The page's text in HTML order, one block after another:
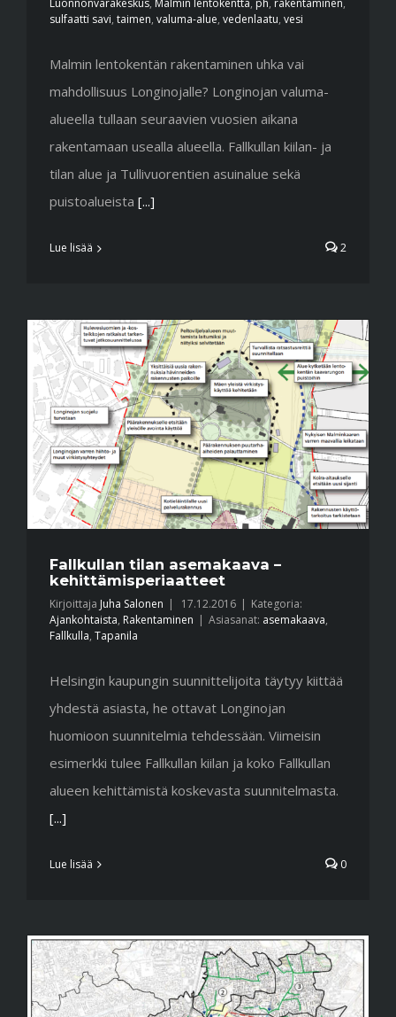
Luonnonvarakeskus, Malmin lentokenttä, ph, rakentaminen,
sulfaatti savi, taimen, valuma-alue, vedenlaatu, vesi
Malmin lentokentän rakentaminen uhka vai
mahdollisuus Longinojalle? Longinojan valuma-
alueella tullaan seuraavien vuosien aikana
rakentamaan usealla alueella. Fallkullan kiilan- ja
tilan alue ja Tullivuorentien asuinalue sekä
puistoalueista [...]
Lue lisää 2
Fallkullan tilan asemakaava –
kehittämisperiaatteet
Kirjoittaja Juha Salonen | 17.12.2016 | Kategoria:
Ajankohtaista, Rakentaminen | Asiasanat: asemakaava,
Fallkulla, Tapanila
Helsingin kaupungin suunnittelijoita täytyy kiittää
yhdestä asiasta, he ottavat Longinojan
huomioon suunnitelmia tehdessään. Viimeisin
esimerkki tulee Fallkullan kiilan ja koko Fallkullan
alueen kehittämistä koskevasta suunnitelmasta.
[...]
Lue lisää 0